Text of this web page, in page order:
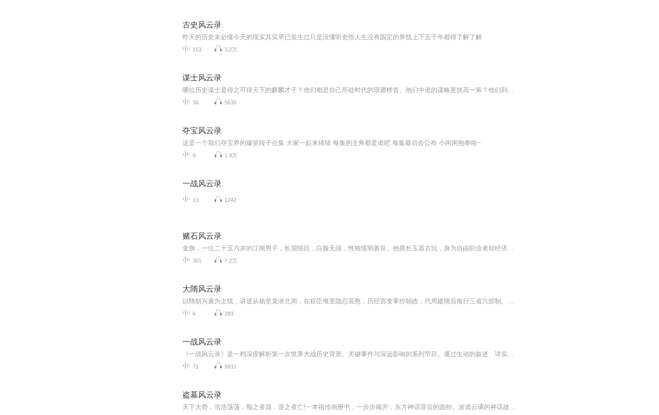
古史风云录
昨天的历史未必懂今天的现实其实早已发生过只是没懂听史悟人生没有固定的界线上下五千年都得了解了解
153 3.2万
谋士风云录
哪位历史谋士是得之可得天下的麒麟才子？他们都是自己所处时代的琅琊榜首。他们中谁的谋略更技高一筹？他们到底有着怎样的超能力？跟着陆道铭一起去寻找答案吧。
36 5635
夺宝风云录
这是一个我们夺宝界的爆笑段子合集 大家一起来猜猜 每集的主角都是谁吧 每集最后会公布 小闲闲抱拳啦~
9 1.4万
一战风云录
13 1242
赌石风云录
金旗，一位二十五六岁的江南男子，长眉细目，白脸无须，性格懦弱善良。他擅长玉器古玩，身为自由职业者却经济贫寒。在一个阴沉沉的早晨，金旗骑车上班途中，偶遇摔倒的赌鬼，赌鬼原本家境优渥，父辈是最早的万元户，在城里经营金银饰品生意发了大财。然而...
361 7.2万
大隋风云录
以隋朝兴衰为主线，讲述从杨坚龙潜北周，在权臣堆里隐忍装憨，历经宫变掌控朝政，代周建隋后推行三省六部制、科举制等改革，开创 “开皇之治”，到杨广靠伪装夺嫡上位，却因暴政致民怨沸腾，大隋仅存 38 年便灭亡，期间还穿插灭陈之战及储位之争等情节，最...
6 283
一战风云录
《一战风云录》是一档深度解析第一次世界大战历史背景、关键事件与深远影响的系列节目。通过生动的叙述、详实的史料和深刻的分析，本专辑将带您重回那个风云激荡的时代，揭示战争背后的政治博弈、军事策略与社会变革。每一集都聚焦于一个独特的主题，从列...
71 9931
盗墓风云录
天下大势，浩浩荡荡，顺之者昌，逆之者亡!一本祖传画册书，一步步揭开，东方神话背后的面纱。波诡云谲的神话故事，从生产队组织修河的时候说起。